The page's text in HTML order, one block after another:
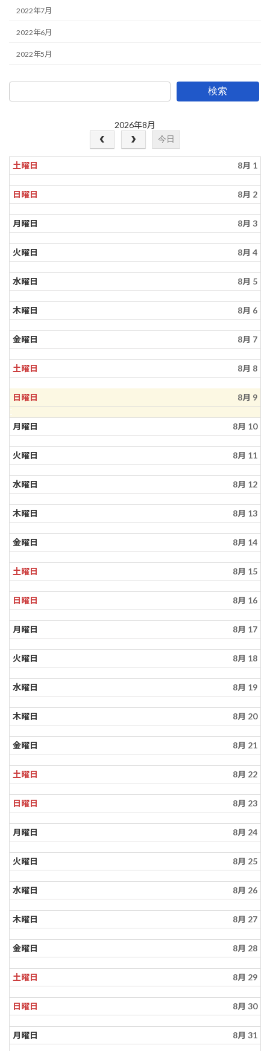
2022年7月
2022年6月
2022年5月
検索
2026年8月
今日
土曜日 8月 1
日曜日 8月 2
月曜日 8月 3
火曜日 8月 4
水曜日 8月 5
木曜日 8月 6
金曜日 8月 7
土曜日 8月 8
日曜日 8月 9
月曜日 8月 10
火曜日 8月 11
水曜日 8月 12
木曜日 8月 13
金曜日 8月 14
土曜日 8月 15
日曜日 8月 16
月曜日 8月 17
火曜日 8月 18
水曜日 8月 19
木曜日 8月 20
金曜日 8月 21
土曜日 8月 22
日曜日 8月 23
月曜日 8月 24
火曜日 8月 25
水曜日 8月 26
木曜日 8月 27
金曜日 8月 28
土曜日 8月 29
日曜日 8月 30
月曜日 8月 31